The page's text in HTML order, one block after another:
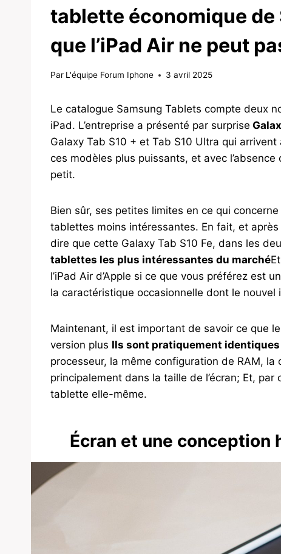
tablette économique de
que l’iPad Air ne peut
Par L'équipe Forum Iphone 3 avril 2025
Le catalogue Samsung Tablets compte deux
iPad. L’entreprise a présenté par surprise
Galaxy Tab S10 + et Tab S10 Ultra qui
ces modèles plus puissants, et avec l’absence
petit.
Bien sûr, ses petites limites en ce qui
tablettes moins intéressantes. En fait, et
dire que cette Galaxy Tab S10 Fe, dans les
tablettes les plus intéressantes du marché
l’iPad Air d’Apple si ce que vous préférez est
la caractéristique occasionnelle dont le nouvel
Maintenant, il est important de savoir ce que
version plus Ils sont pratiquement identiques
processeur, la même configuration de RAM,
principalement dans la taille de l’écran; Et,
tablette elle-même.
Écran et une conception